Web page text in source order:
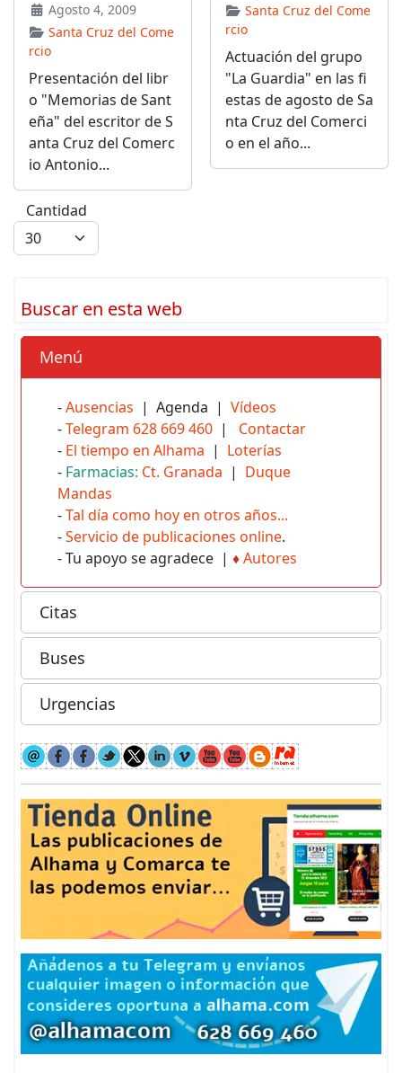
Agosto 4, 2009
Santa Cruz del Come
rcio
Presentación del libr
o "Memorias de Sant
eña" del escritor de S
anta Cruz del Comerc
io Antonio...
Santa Cruz del Come
rcio
Actuación del grupo
"La Guardia" en las fi
estas de agosto de Sa
nta Cruz del Comerci
o en el año...
Cantidad
Buscar en esta web
Menú
-Ausencias | Agenda | Vídeos
-Telegram 628 669 460 | Contactar
- El tiempo en Alhama | Loterías
- Farmacias: Ct. Granada | Duque
Mandas
-Tal día como hoy en otros años...
-Servicio de publicaciones online.
- Tu apoyo se agradece | ♦Autores
Citas
Buses
Urgencias